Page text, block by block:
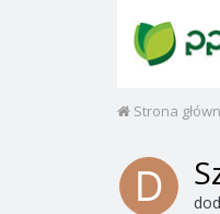
Strona